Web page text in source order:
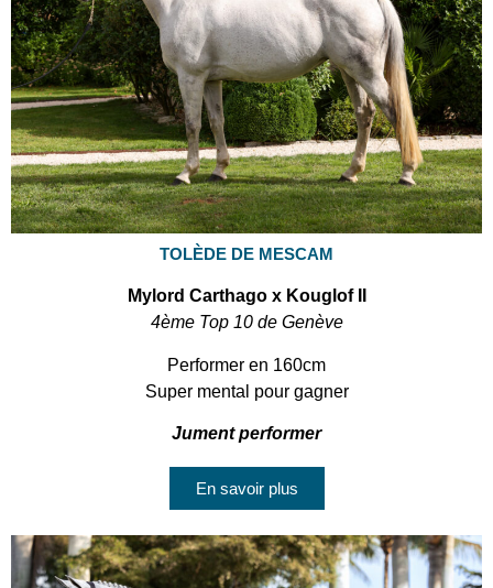
TOLÈDE DE MESCAM
Mylord Carthago x Kouglof II
4ème Top 10 de Genève
Performer en 160cm
Super mental pour gagner
Jument performer
En savoir plus